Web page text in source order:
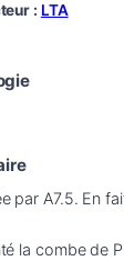
: LTA
par A7.5. En
la combe de